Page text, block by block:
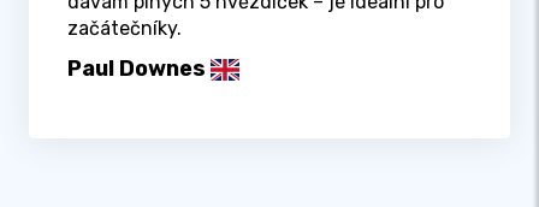
začátečníky.
Paul Downes